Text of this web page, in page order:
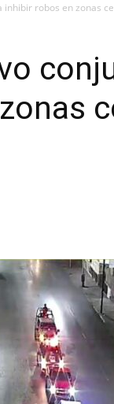
robos en zonas